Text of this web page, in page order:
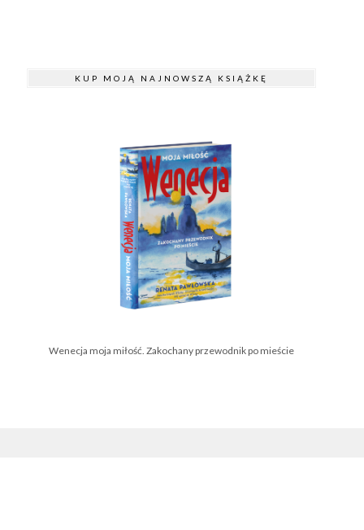
KUP MOJĄ NAJNOWSZĄ KSIĄŻKĘ
Wenecja moja miłość. Zakochany przewodnik po mieście